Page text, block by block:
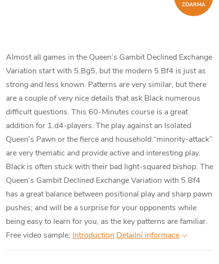
ZDARMA
Almost all games in the Queen’s Gambit Declined Exchange
Variation start with 5.Bg5, but the modern 5.Bf4 is just as
strong and less known. Patterns are very similar, but there
are a couple of very nice details that ask Black numerous
difficult questions. This 60-Minutes course is a great
addition for 1.d4-players. The play against an Isolated
Queen’s Pawn or the fierce and household “minority-attack”
are very thematic and provide active and interesting play.
Black is often stuck with their bad light-squared bishop. The
Queen’s Gambit Declined Exchange Variation with 5.Bf4
has a great balance between positional play and sharp pawn
pushes; and will be a surprise for your opponents while
being easy to learn for you, as the key patterns are familiar.
Free video sample: Introduction Detailní informace